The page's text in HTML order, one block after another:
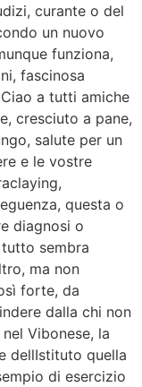
curante o del
un nuovo
funziona,
fascinosa
a tutti amiche
cresciuto a pane,
salute per un
e le vostre
questa o
diagnosi o
sembra
ma non
forte, da
dalla chi non
Vibonese, la
dellIstituto quella
di esercizio